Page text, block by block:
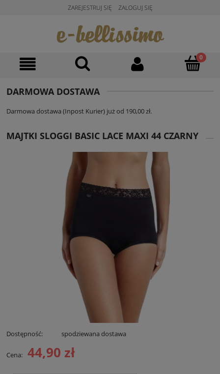
ZAREJESTRUJ SIĘ ZALOGUJ SIĘ
DARMOWA DOSTAWA
Darmowa dostawa (Inpost Kurier) już od 190,00 zł.
MAJTKI SLOGGI BASIC LACE MAXI 44 CZARNY
Dostępność: spodziewana dostawa
Cena: 44,90 zł